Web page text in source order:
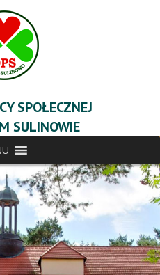
SPOŁECZNEJ
SULINOWIE